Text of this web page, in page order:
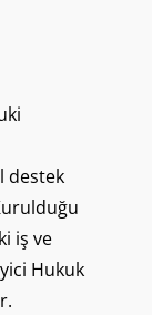
destek
iş ve
Hukuk